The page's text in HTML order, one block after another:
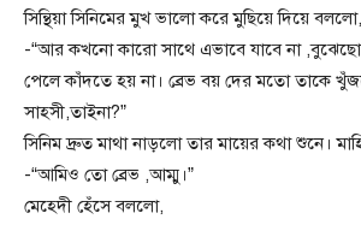
সিন্থিয়া সিনিমের মুখ ভালো করে মুছিয়ে দিয়ে বললো,
-“আর কখনো কারো সাথে এভাবে যাবে না
পেলে কাঁদতে হয় না। ব্রেভ বয় দের মতো তাকে
সাহসী,তাইনা?”
সিনিম দ্রুত মাথা নাড়লো তার মায়ের কথা শুনে।
-“আমিও তো ব্রেভ ,আম্মু।”
মেহেদী হেঁসে বললো,